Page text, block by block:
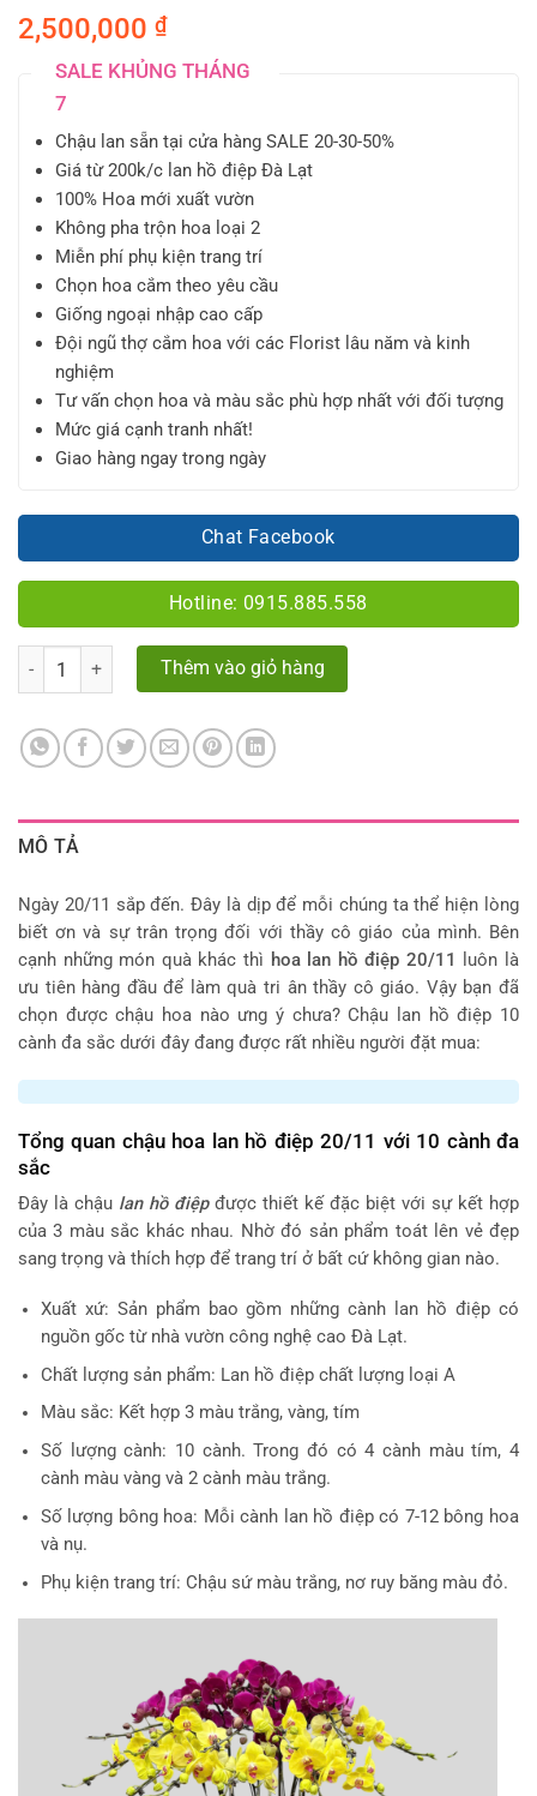
2,500,000 ₫
SALE KHỦNG THÁNG
7
Chậu lan sẵn tại cửa hàng SALE 20-30-50%
Giá từ 200k/c lan hồ điệp Đà Lạt
100% Hoa mới xuất vườn
Không pha trộn hoa loại 2
Miễn phí phụ kiện trang trí
Chọn hoa cắm theo yêu cầu
Giống ngoại nhập cao cấp
Đội ngũ thợ cắm hoa với các Florist lâu năm và kinh
nghiệm
Tư vấn chọn hoa và màu sắc phù hợp nhất với đối tượng
Mức giá cạnh tranh nhất!
Giao hàng ngay trong ngày
Chat Facebook
Hotline: 0915.885.558
Số lượng Thêm vào giỏ hàng
MÔ TẢ
Ngày 20/11 sắp đến. Đây là dịp để mỗi chúng ta thể hiện lòng
biết ơn và sự trân trọng đối với thầy cô giáo của mình. Bên
cạnh những món quà khác thì hoa lan hồ điệp 20/11
luôn là
ưu tiên hàng đầu để làm quà tri ân thầy cô giáo. Vậy bạn đã
chọn được chậu hoa nào ưng ý chưa? Chậu lan hồ điệp 10
cành đa sắc dưới đây đang được rất nhiều người đặt mua:
Tổng quan chậu hoa lan hồ điệp 20/11 với 10 cành đa
sắc
Đây là chậu lan hồ điệpđược thiết kế đặc biệt với sự kết hợp
của 3 màu sắc khác nhau. Nhờ đó sản phẩm toát lên vẻ đẹp
sang trọng và thích hợp để trang trí ở bất cứ không gian nào.
Xuất xứ: Sản phẩm bao gồm những cành lan hồ điệp có
nguồn gốc từ nhà vườn công nghệ cao Đà Lạt.
Chất lượng sản phẩm: Lan hồ điệp chất lượng loại A
Màu sắc: Kết hợp 3 màu trắng, vàng, tím
Số lượng cành: 10 cành. Trong đó có 4 cành màu tím, 4
cành màu vàng và 2 cành màu trắng.
Số lượng bông hoa: Mỗi cành lan hồ điệp có 7-12 bông hoa
và nụ.
Phụ kiện trang trí: Chậu sứ màu trắng, nơ ruy băng màu đỏ.